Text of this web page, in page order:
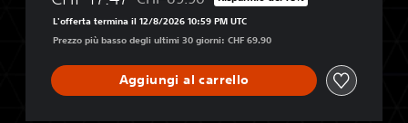
Scontato dal prezzo originale di CHF 69.90
L'offerta termina il 12/8/2026 10:59 PM UTC
Prezzo più basso degli ultimi 30 giorni: CHF 69.90
Aggiungi al carrello